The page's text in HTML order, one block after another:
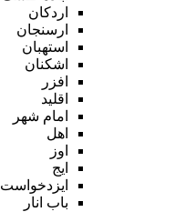
اردکان
ارسنجان
استهبان
اشکنان
افزر
اقلید
امام شهر
اهل
اوز
ایج
ایزدخواست
باب انار